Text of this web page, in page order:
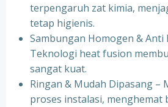
terpengaruh zat kimia,
tetap higienis.
⁠Sambungan Homogen & Anti
Teknologi heat fusion
sangat kuat.
⁠Ringan & Mudah Dipasang –
proses instalasi, menghemat